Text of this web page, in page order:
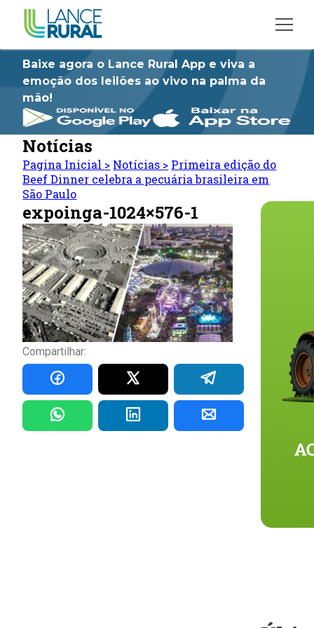
Baixe agora o Lance Rural App e viva a
emoção dos leilões ao vivo na palma da
mão!
Notícias
Pagina Inicial > Notícias > Primeira edição do
Beef Dinner celebra a pecuária brasileira em
São Paulo
expoinga-1024×576-1
Compartilhar: